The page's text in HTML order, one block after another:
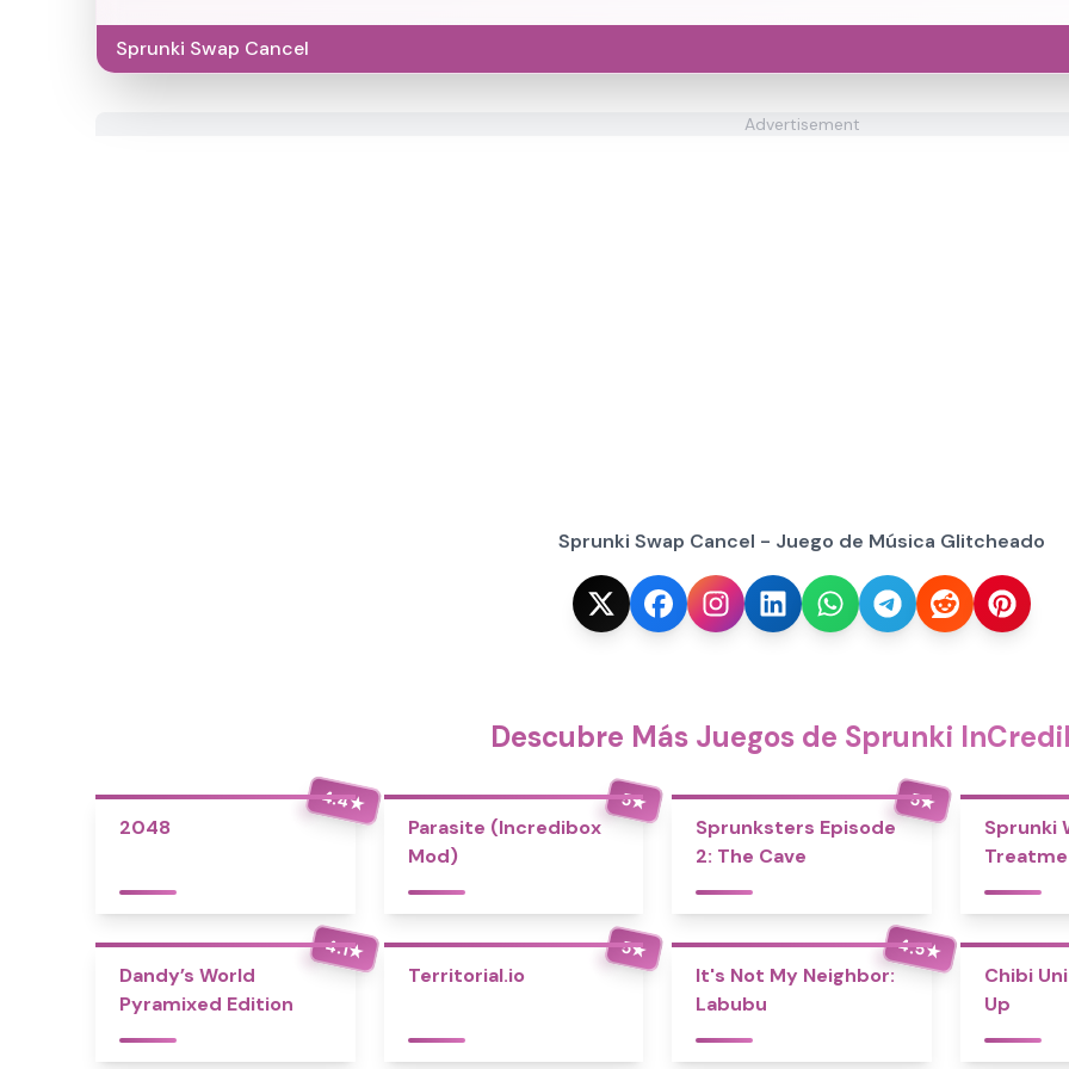
Sprunki Swap Cancel
Advertisement
Sprunki Swap Cancel - Juego de Música Glitcheado
Descubre Más Juegos de Sprunki
4.4★
2048
5★
Parasite (Incredibox
Mod)
5★
Sprunksters Episode
2: The Cave
Sprunki
4.1★
Dandy’s World
Pyramixed Edition
5★
Territorial.io
4.5★
It's Not My Neighbor:
Labubu
Chibi
Up